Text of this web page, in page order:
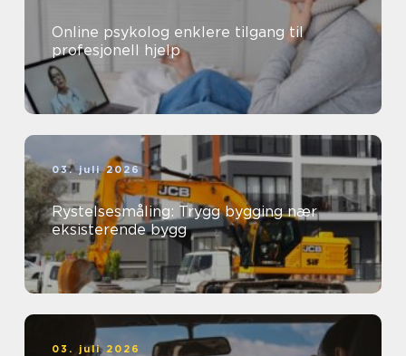
Online psykolog enklere tilgang til
profesjonell hjelp
03. juli 2026
Rystelsesmåling: Trygg bygging nær
eksisterende bygg
03. juli 2026